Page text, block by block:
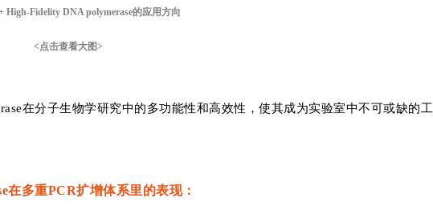
High-Fidelity DNA polymerase的应用方向
<点击查看大图>
在分子生物学研究中的多功能性和高效性，使其成为实验室中不可或缺的工
多重PCR扩增体系里的表现：